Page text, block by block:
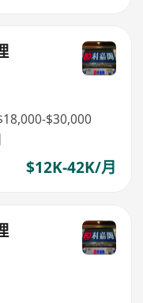
$30,000
$12K-42K/月